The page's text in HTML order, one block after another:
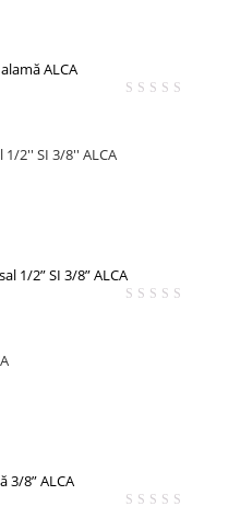
ALCA
1/2” SI 3/8” ALCA
3/8” ALCA